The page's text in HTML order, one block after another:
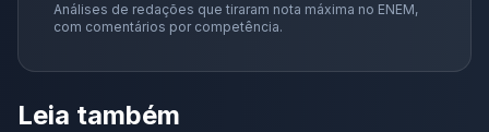
Análises de redações que tiraram nota máxima no ENEM,
com comentários por competência.
Leia também